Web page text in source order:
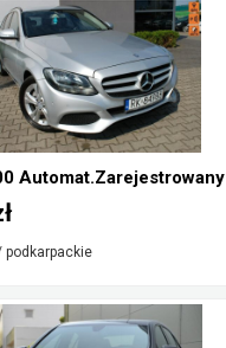
Automat.Zarejestrowany
podkarpackie